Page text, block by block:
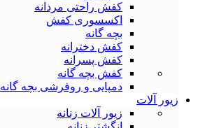
کفش راحتی مردانه
اکسسوری کفش
بچه گانه
کفش دخترانه
کفش پسرانه
کفش بچه گانه
دمپایی و روفرشی بچه گانه
زیور آلات
زیور آلات زنانه